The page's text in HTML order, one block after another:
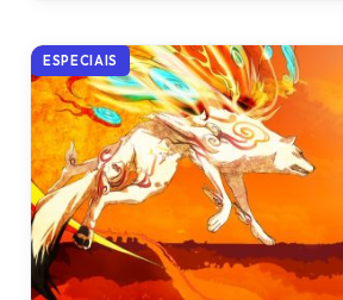
ESPECIAIS